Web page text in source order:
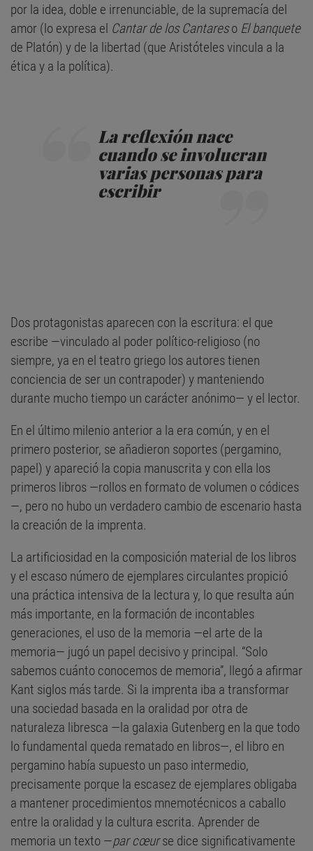
por la idea, doble e irrenunciable, de la supremacía del
amor (lo expresa el Cantar de los Cantareso El banquete
de Platón) y de la libertad (que Aristóteles vincula a la
ética y a la política).
La reflexión nace
cuando se involucran
varias personas para
escribir
Dos protagonistas aparecen con la escritura: el que
escribe —vinculado al poder político-religioso (no
siempre, ya en el teatro griego los autores tienen
conciencia de ser un contrapoder) y manteniendo
durante mucho tiempo un carácter anónimo— y el lector.
En el último milenio anterior a la era común, y en el
primero posterior, se añadieron soportes (pergamino,
papel) y apareció la copia manuscrita y con ella los
primeros libros —rollos en formato de volumen o códices
—, pero no hubo un verdadero cambio de escenario hasta
la creación de la imprenta.
La artificiosidad en la composición material de los libros
y el escaso número de ejemplares circulantes propició
una práctica intensiva de la lectura y, lo que resulta aún
más importante, en la formación de incontables
generaciones, el uso de la memoria —el arte de la
memoria— jugó un papel decisivo y principal. “Solo
sabemos cuánto conocemos de memoria”, llegó a afirmar
Kant siglos más tarde. Si la imprenta iba a transformar
una sociedad basada en la oralidad por otra de
naturaleza libresca —la galaxia Gutenberg en la que todo
lo fundamental queda rematado en libros—, el libro en
pergamino había supuesto un paso intermedio,
precisamente porque la escasez de ejemplares obligaba
a mantener procedimientos mnemotécnicos a caballo
entre la oralidad y la cultura escrita. Aprender de
memoria un texto —par cœurse dice significativamente